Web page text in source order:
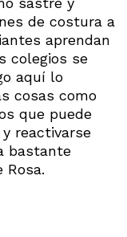
de costura a
aprendan
colegios se
aquí lo
cosas como
que puede
reactivarse
bastante
Rosa.